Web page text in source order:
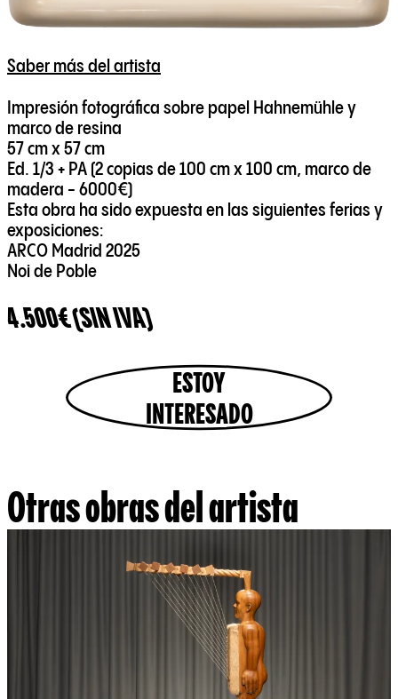
Saber más del artista
Impresión fotográfica sobre papel Hahnemühle y
marco de resina
57 cm x 57 cm
Ed. 1/3 + PA (2 copias de 100 cm x 100 cm, marco de
madera - 6000€)
Esta obra ha sido expuesta en las siguientes ferias y
exposiciones:
ARCO Madrid 2025
Noi de Poble
4.500€ (SIN IVA)
ESTOY
INTERESADO
Otras obras del artista